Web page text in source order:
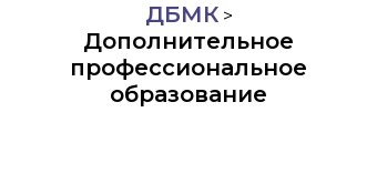
ДБМК>
Дополнительное
профессиональное
образование